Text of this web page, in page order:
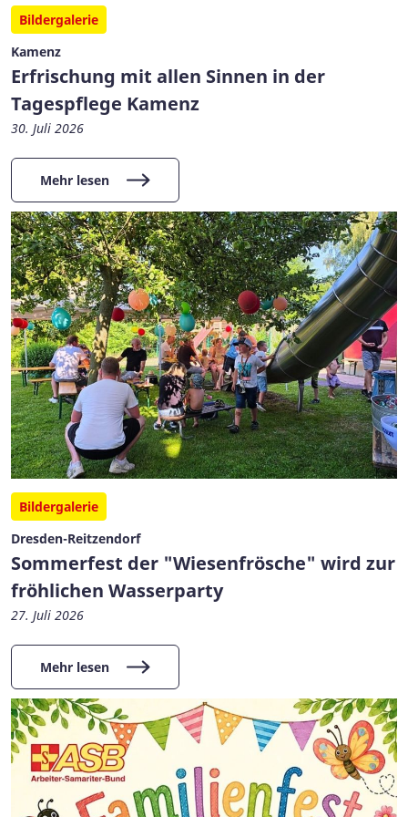
Bildergalerie
Kamenz
Erfrischung mit allen Sinnen in der
Tagespflege Kamenz
30. Juli 2026
Mehr lesen
Bildergalerie
Dresden-Reitzendorf
Sommerfest der "Wiesenfrösche" wird zur
fröhlichen Wasserparty
27. Juli 2026
Mehr lesen